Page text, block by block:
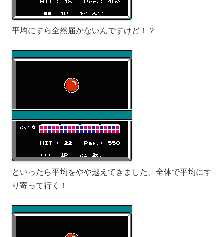
平均にすら全然届かないんですけど！？
といったら平均をやや越えてきました。全体で平均にす
り寄って行く！